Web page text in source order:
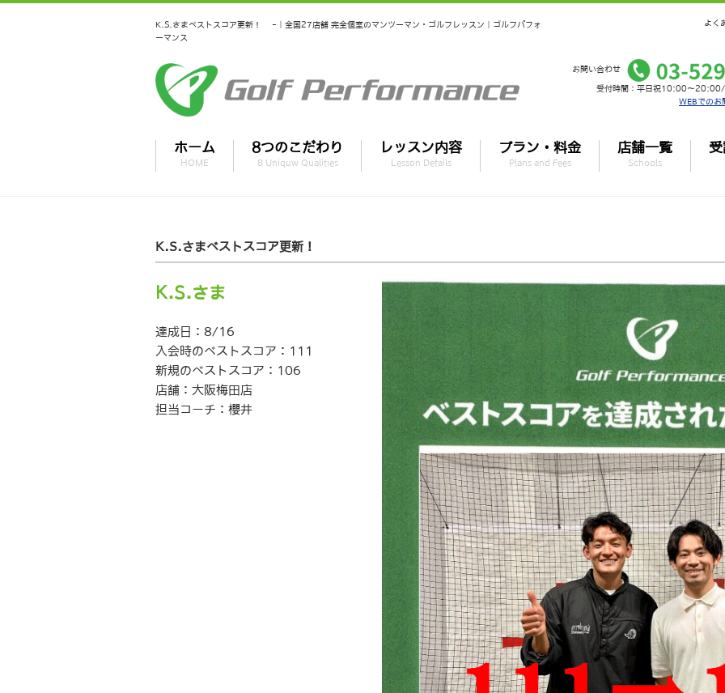
K.S.さまベストスコア更新！ -｜全国27店舗 完全個室のマンツーマン・ゴルフレッスン｜ゴルフパフォ
ーマンス
よく
お問い合わせ
受付時間：平日祝10:00～
WEBでのお
ホーム
HOME
8つのこだわり
8 Uniquw Qualities
レッスン内容
Lesson Details
プラン・料金
Plans and Fees
店舗一覧
Schools
K.S.さまベストスコア更新！
K.S.さま
達成日：8/16
入会時のベストスコア：111
新規のベストスコア：106
店舗：大阪梅田店
担当コーチ：櫻井